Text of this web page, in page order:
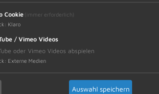
Feiertagsgesetzes öffentliche
sofern dabei nicht ein
möglich.
jeweils von 2 Uhr bis
Cookie (immer erforderlich)
: Klaro
/ Vimeo Videos
oder Vimeo Videos abspielen
: Externe Medien
Auswahl speichern